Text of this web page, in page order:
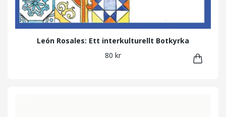
León Rosales: Ett interkulturellt Botkyrka
80 kr